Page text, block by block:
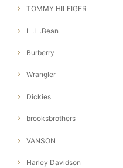
TOMMY HILFIGER
L .L .Bean
Burberry
Wrangler
Dickies
brooksbrothers
VANSON
Harley Davidson